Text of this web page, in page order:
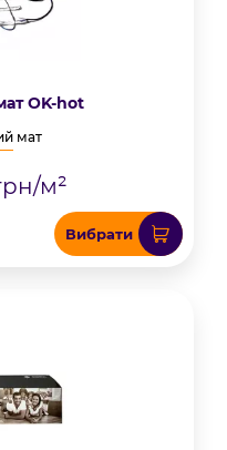
OK-hot
мат
м²
Вибрати